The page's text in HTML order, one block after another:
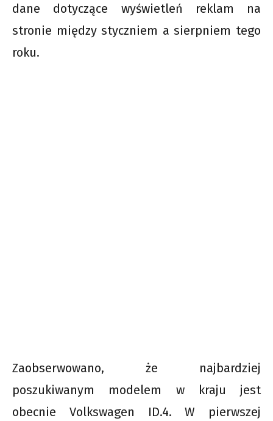
dane dotyczące wyświetleń reklam na
stronie między styczniem a sierpniem tego
roku.
Zaobserwowano, że najbardziej
poszukiwanym modelem w kraju jest
obecnie Volkswagen ID.4. W pierwszej